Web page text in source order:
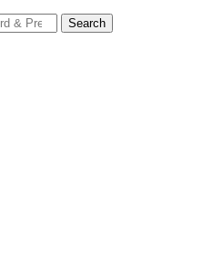
Search